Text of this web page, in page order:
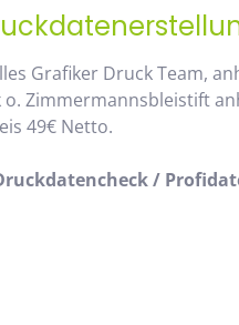
Grafiker Druck Team,
o. Zimmermannsbleistift
49€ Netto.
/